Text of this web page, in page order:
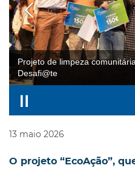
Projeto de limpeza
Desafi@te
13 maio 2026
O projeto “EcoAção”,